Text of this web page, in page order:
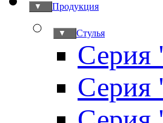
Продукция
▼
Стулья
▼
Серия
Серия